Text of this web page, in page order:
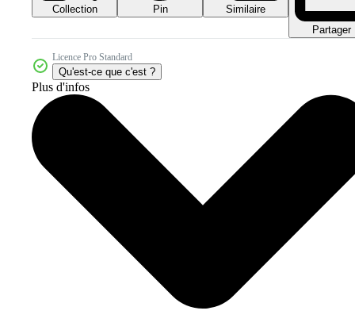
Collection Pin
Similaire
Partager
Licence Pro Standard
Qu'est-ce que c'est ?
Plus d'infos